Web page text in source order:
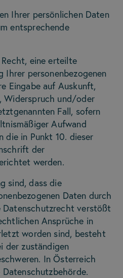
Ihrer persönlichen Daten
entsprechende
eine erteilte
Ihrer personenbezogenen
Eingabe auf Auskunft,
Widerspruch und/oder
Fall, sofern
Aufwand
die in Punkt 10. dieser
der
werden.
sind, dass die
Daten durch
Datenschutzrecht verstößt
Ansprüche in
worden sind, besteht
der zuständigen
In Österreich